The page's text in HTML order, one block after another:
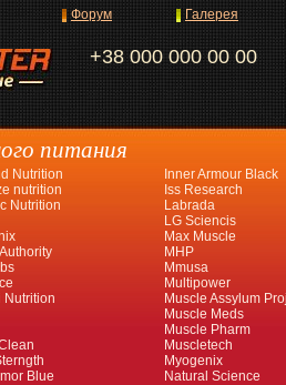
+38 000 000 00 00
Форум Галерея
питания
Nutrition
nutrition
Nutrition
Nutrition
Blue
Inner Armour Black
Iss Research
Labrada
LG Sciencis
Max Muscle
MHP
Mmusa
Multipower
Muscle Assylum
Muscle Meds
Muscle Pharm
Muscletech
Myogenix
Natural Science